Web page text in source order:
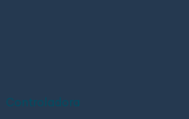
Controladora